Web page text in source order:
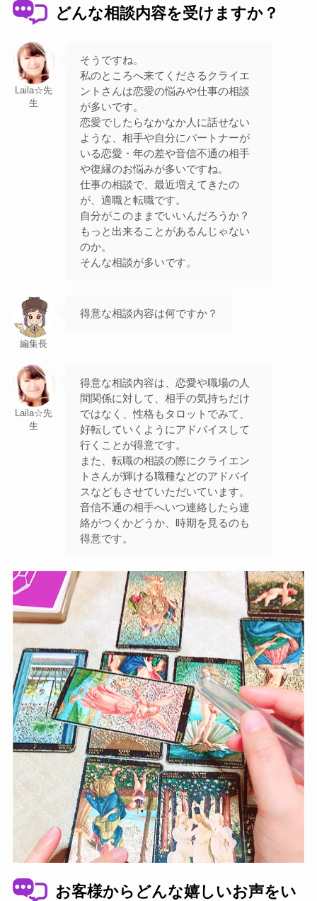
どんな相談内容を受けますか？
Laila☆先
生
そうですね。
私のところへ来てくださるクライエ
ントさんは恋愛の悩みや仕事の相談
が多いです。
恋愛でしたらなかなか人に話せない
ような、相手や自分にパートナーが
いる恋愛・年の差や音信不通の相手
や復縁のお悩みが多いですね。
仕事の相談で、最近増えてきたの
が、適職と転職です。
自分がこのままでいいんだろうか？
もっと出来ることがあるんじゃない
のか。
そんな相談が多いです。
編集長
得意な相談内容は何ですか？
Laila☆先
生
得意な相談内容は、恋愛や職場の人
間関係に対して、相手の気持ちだけ
ではなく、性格もタロットでみて、
好転していくようにアドバイスして
行くことが得意です。
また、転職の相談の際にクライエン
トさんが輝ける職種などのアドバイ
スなどもさせていただいています。
音信不通の相手へいつ連絡したら連
絡がつくかどうか、時期を見るのも
得意です。
お客様からどんな嬉しいお声をい